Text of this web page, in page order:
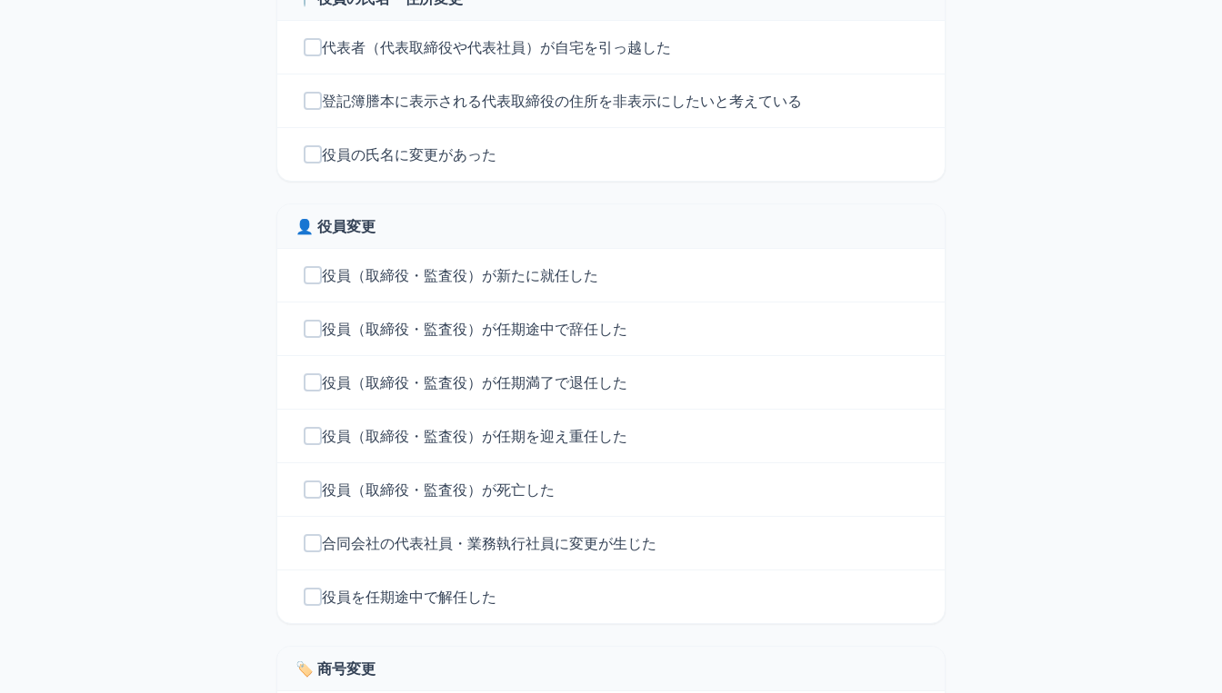
代表者（代表取締役や代表社員）が自宅を引っ越した
登記簿謄本に表示される代表取締役の住所を非表示にしたいと考えている
役員の氏名に変更があった
👤 役員変更
役員（取締役・監査役）が新たに就任した
役員（取締役・監査役）が任期途中で辞任した
役員（取締役・監査役）が任期満了で退任した
役員（取締役・監査役）が任期を迎え重任した
役員（取締役・監査役）が死亡した
合同会社の代表社員・業務執行社員に変更が生じた
役員を任期途中で解任した
🏷️ 商号変更